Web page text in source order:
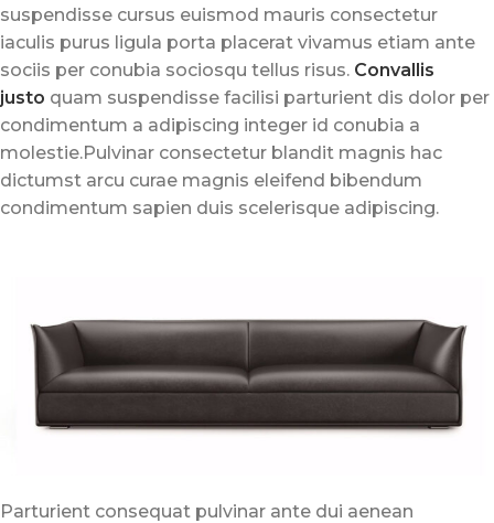
suspendisse cursus euismod mauris consectetur
iaculis purus ligula porta placerat vivamus etiam ante
sociis per conubia sociosqu tellus risus. Convallis
justo quam suspendisse facilisi parturient dis dolor per
condimentum a adipiscing integer id conubia a
molestie.Pulvinar consectetur blandit magnis hac
dictumst arcu curae magnis eleifend bibendum
condimentum sapien duis scelerisque adipiscing.
Parturient consequat pulvinar ante dui aenean